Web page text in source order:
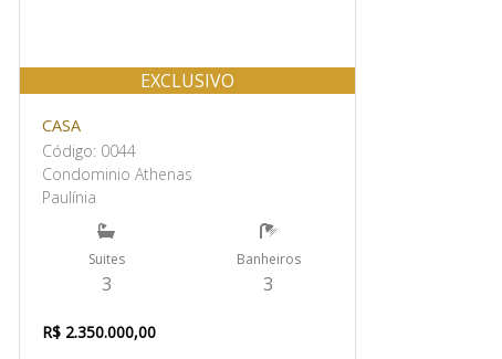
EXCLUSIVO
CASA
Código: 0044
Condominio Athenas
Paulínia
Suites
3
Banheiros
3
R$ 2.350.000,00